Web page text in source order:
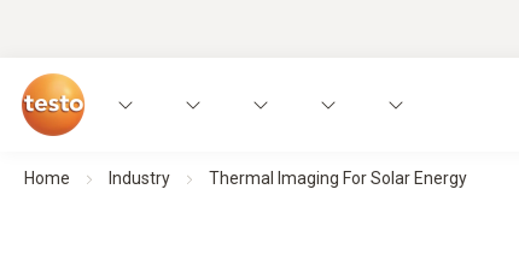
Home Industry Thermal Imaging For Solar Energy